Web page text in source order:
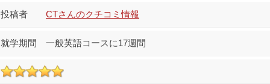
CTさんのクチコミ情報
一般英語コースに17週間